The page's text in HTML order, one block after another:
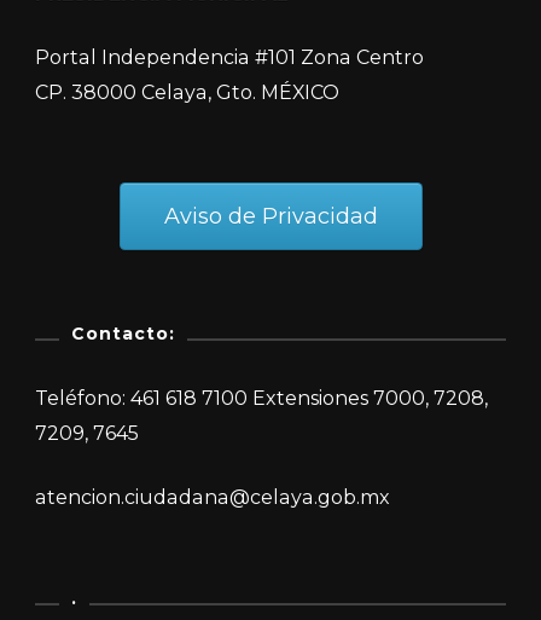
Portal Independencia #101 Zona Centro
CP. 38000 Celaya, Gto. MÉXICO
Aviso de Privacidad
Contacto:
Teléfono: 461 618 7100 Extensiones 7000, 7208,
7209, 7645
atencion.ciudadana@celaya.gob.mx
.